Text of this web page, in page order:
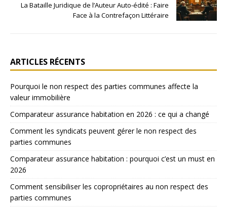
La Bataille Juridique de l’Auteur Auto-édité : Faire
Face à la Contrefaçon Littéraire
ARTICLES RÉCENTS
Pourquoi le non respect des parties communes affecte la
valeur immobilière
Comparateur assurance habitation en 2026 : ce qui a changé
Comment les syndicats peuvent gérer le non respect des
parties communes
Comparateur assurance habitation : pourquoi c’est un must en
2026
Comment sensibiliser les copropriétaires au non respect des
parties communes